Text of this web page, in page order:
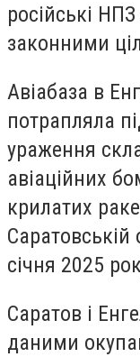
російські
законними
Авіабаза в
потрапляла
ураження
авіаційних
крилатих
Саратовській
січня 2025
Саратов і
даними